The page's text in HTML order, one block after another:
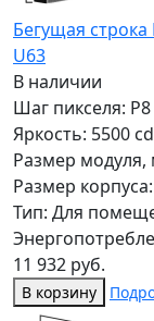
Бегущая
U63
В наличии
Шаг пикселя: P8
Яркость: 5500 cd
Размер модуля,
Размер
Тип: Для
11 932 руб.
В корзину